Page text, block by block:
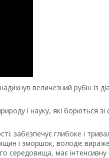
величезний рубін із
і науку, які борються зі
забезпечує глибоке і
і зморшок, володіє
середовища, має